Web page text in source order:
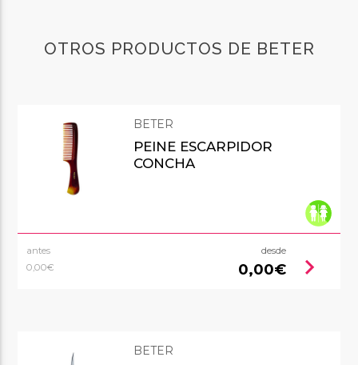
OTROS PRODUCTOS DE BETER
BETER
PEINE ESCARPIDOR
CONCHA
antes
0,00€
desde
0,00€ chevron_right
BETER